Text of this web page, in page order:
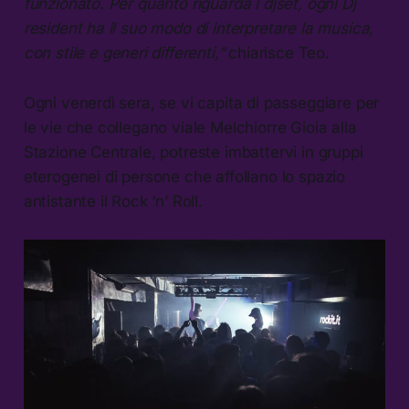
resident ha il suo modo di interpretare la musica,
con stile e generi differenti,” chiarisce Teo.
Ogni venerdì sera, se vi capita di passeggiare per
le vie che collegano viale Melchiorre Gioia alla
Stazione Centrale, potreste imbattervi in gruppi
eterogenei di persone che affollano lo spazio
antistante il Rock ‘n’ Roll.